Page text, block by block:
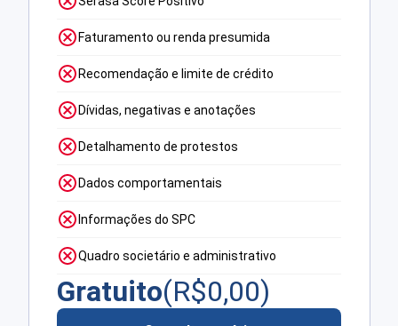
Faturamento ou renda presumida
Recomendação e limite de crédito
Dívidas, negativas e anotações
Detalhamento de protestos
Dados comportamentais
Informações do SPC
Quadro societário e administrativo
Gratuito(R$0,00)